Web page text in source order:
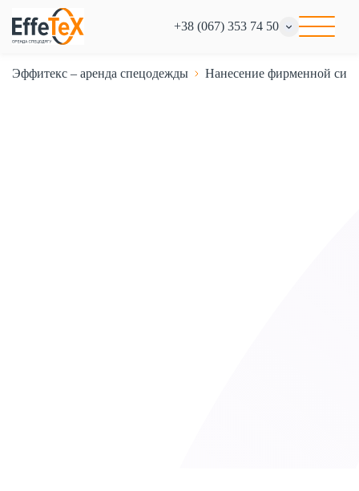
+38 (067) 353 74 50
Эффитекс – аренда спецодежды Нанесение фирменной